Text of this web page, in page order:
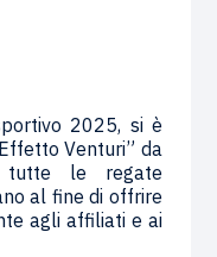
2025, si è
Venturi” da
tutte le regate
al fine di offrire
agli affiliati e ai